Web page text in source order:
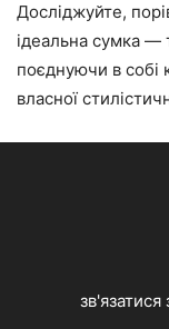
Досліджуйте,
ідеальна сумка —
поєднуючи в собі
власної
зв'язатися